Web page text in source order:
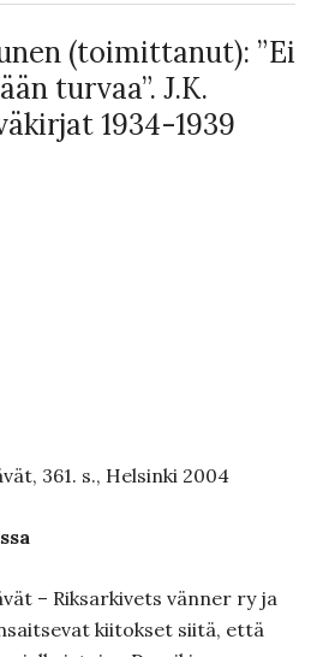
(toimittanut): ”Ei
turvaa”. J.K.
1934-1939
361. s., Helsinki 2004
– Riksarkivets vänner ry ja
kiitokset siitä, että